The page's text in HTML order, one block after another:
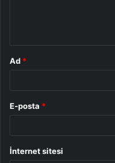
Ad *
E-posta *
İnternet sitesi